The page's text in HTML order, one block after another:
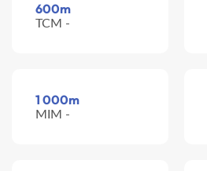
600m
TCM -
1 000m
MIM -